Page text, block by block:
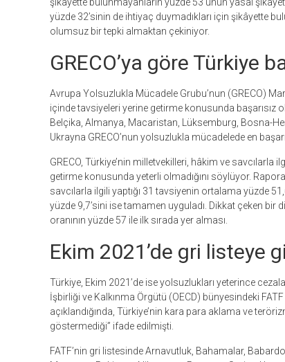
yüzde 32’sinin de ihtiyaç duymadıkları için şikâyette
olumsuz bir tepki almaktan çekiniyor.
GRECO’ya göre Türkiye
Avrupa Yolsuzlukla Mücadele Grubu’nun (GRECO)
içinde tavsiyeleri yerine getirme konusunda başarısız
Belçika, Almanya, Macaristan, Lüksemburg, Bosna-
Ukrayna GRECO’nun yolsuzlukla mücadelede en
GRECO, Türkiye’nin milletvekilleri, hâkim ve
getirme konusunda yeterli olmadığını söylüyor.
savcılarla ilgili yaptığı 31 tavsiyenin ortalama yüzde
yüzde 9,7’sini ise tamamen uyguladı. Dikkat çeken
oranının yüzde 57 ile ilk sırada yer alması.
Ekim 2021’de gri listeye
Türkiye, Ekim 2021’de ise yolsuzlukları yeterince
İşbirliği ve Kalkınma Örgütü (OECD) bünyesindeki
açıklandığında, Türkiye’nin kara para aklama ve
göstermediği” ifade edilmişti.
FATF’nin gri listesinde Arnavutluk, Bahamalar,